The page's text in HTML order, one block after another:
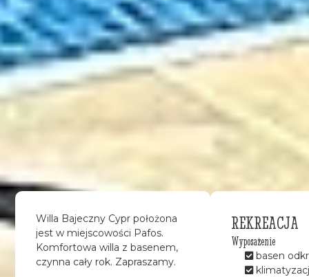
Willa Bajeczny Cypr położona
jest w miejscowości Pafos.
Komfortowa willa z basenem,
czynna cały rok. Zapraszamy.
REKREACJA
Wyposażenie
basen